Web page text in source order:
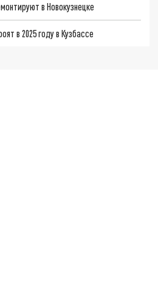
в Новокузнецке
в 2025 году в Кузбассе